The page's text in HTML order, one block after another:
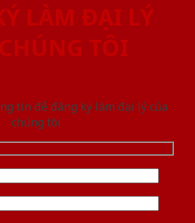
LÀM ĐẠI LÝ
TÔI
tin để đăng ký làm đại lý của
chúng tôi